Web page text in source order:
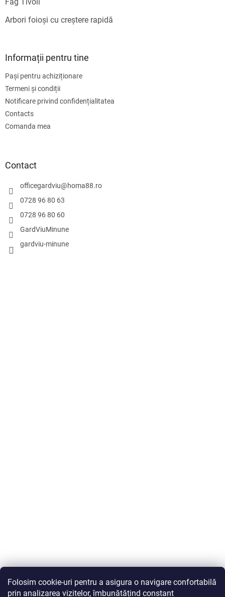
Folosim cookie-uri pentru a asigura o navigare confortabilă
prin analizarea vizitelor, îmbunătățind constant
Arbori foioși cu creștere rapidă
Informații pentru tine
Pași pentru achiziționare
Termeni și condiții
Notificare privind confidențialitatea
Contacts
Comanda mea
Contact
officegardviu@homa88.ro
0728 96 80 63
0728 96 80 60
GardViuMinune
gardviu-minune